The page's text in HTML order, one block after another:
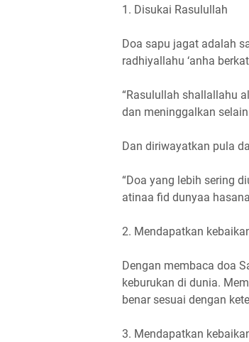
1. Disukai Rasulullah
Doa sapu jagat adalah
radhiyallahu ‘anha
“Rasulullah shallallahu
dan meninggalkan selain
Dan diriwayatkan pula
“Doa yang lebih sering
atinaa fid dunyaa
2. Mendapatkan
Dengan membaca doa
keburukan di dunia.
benar sesuai dengan
3. Mendapatkan